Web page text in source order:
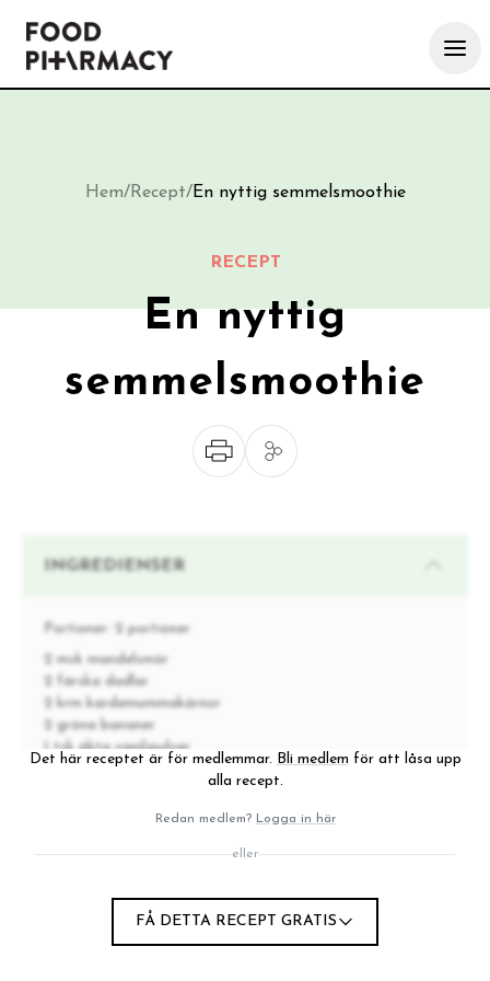
Hem/Recept/En nyttig semmelsmoothie
RECEPT
En nyttig
semmelsmoothie
INGREDIENSER
Portioner:
2 portioner
2 msk mandelsmör
2 färska dadlar
2 krm kardemummakärnor
2 gröna bananer
1 tsk äkta vaniljpulver
1 dl kokosmjölk + 1/2 dl av det övre hårda lagret till
Det här receptet är för medlemmar. Bli medlem för att låsa upp
alla recept.
Redan medlem? Logga in här
eller
FÅ DETTA RECEPT GRATIS